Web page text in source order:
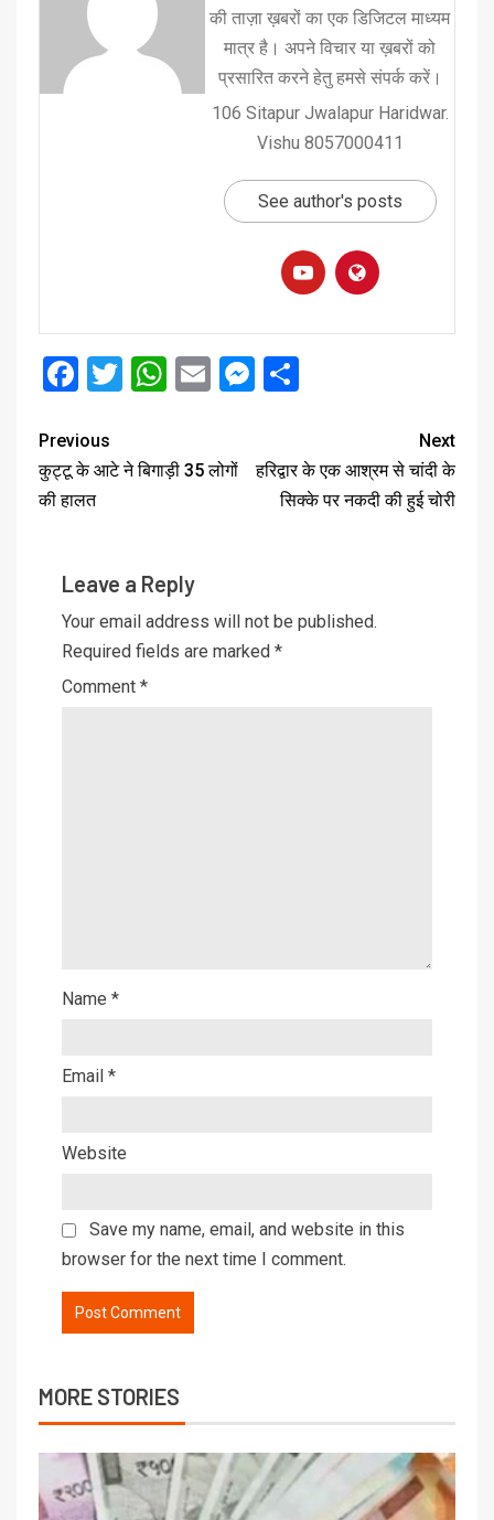
की ताज़ा ख़बरों का एक डिजिटल माध्यम
मात्र है। अपने विचार या ख़बरों को
प्रसारित करने हेतु हमसे संपर्क करें।
106 Sitapur Jwalapur Haridwar.
Vishu 8057000411
See author's posts
Facebook
Twitter
WhatsApp
EmailMessenger
Previous
कुट्टू के आटे ने बिगाड़ी 35 लोगों
की हालत
Next
हरिद्वार के एक आश्रम से चांदी के
सिक्के पर नकदी की हुई चोरी
Leave a Reply
Your email address will not be published.
Required fields are marked *
Comment *
Name *
Email *
Website
Save my name, email, and website in this
browser for the next time I comment.
MORE STORIES